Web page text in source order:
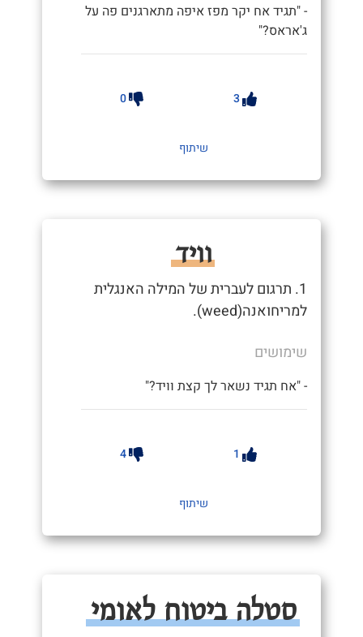
- "תגיד אח יקר מפז איפה מתארגנים פה על
ג'אראס?"
3
0
שיתוף
וויד
1. תרגום לעברית של המילה האנגלית
למריחואנה(weed).
שימושים
- "אח תגיד נשאר לך קצת וויד?"
1
4
שיתוף
סטלה ביטוח לאומי